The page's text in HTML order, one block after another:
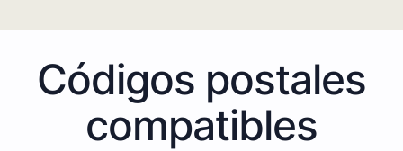
Códigos postales
compatibles